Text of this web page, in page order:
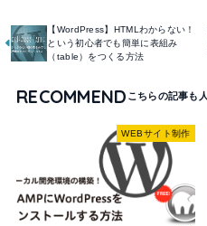
【WordPress】HTMLわからない！
という初心者でも簡単に表組み
（table）をつくる方法
RECOMMEND
WEBサイト制作